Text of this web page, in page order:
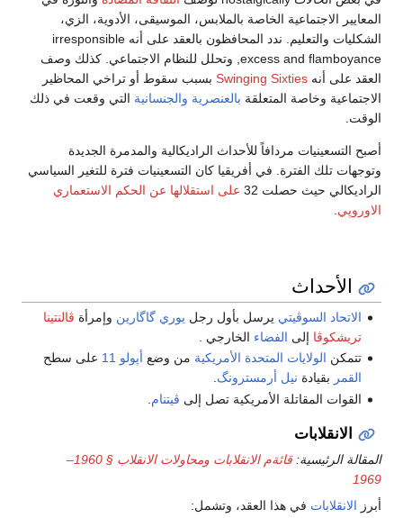
المعايير الاجتماعية الخاصة بالملابس، الموسيقى، الأدوية، الزي،
الشكليات والتعليم. ندد المحافظون بالعقد على أنه irresponsible
excess and flamboyance, وتحلل للنظام الاجتماعي. كذلك وصف
العقد على أنه Swinging Sixties بسبب سقوط أو تراخي المحاظير
الاجتماعية وخاصة المتعلقة بالعنصرية والجنسانية التي وقعت في ذلك
الوقت.
أصبح التسعينيات مردافاً للأحداث الراديكالية والمدمرة الجديدة
وتوجهات تلك الفترة. في أفريقيا كان التسعينيات فترة للتغير السياسي
الراديكالي حيث حصلت 32
على استقلالها عن الحكم الاستعماري
الاوروپي.
الأحداث
الاتحاد السوڤيتي يرسل بأول رجل يوري گاگارين وإمرأة ڤالنتينا
تريشكوڤا إلى الفضاء الخارجي .
تتمكن الولايات المتحدة الأمريكية من وضع أپولو 11
على سطح
القمر بقيادة نيل أرمسترونگ
القوات المقاتلة الأمريكية تصل إلى ڤيتنام
الانقلابات
المقالة الرئيسية:
قائةم الانقلابات ومحاولات الانقلاب § 1960–
1969
أبرز الانقلابات في هذا العقد، وتشمل: